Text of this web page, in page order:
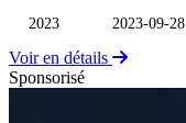
2023 2023-09-28
Voir en détails
Sponsorisé